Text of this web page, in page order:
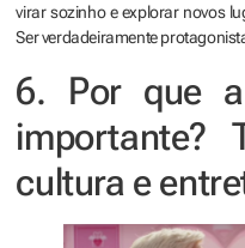
virar sozinho e explorar novos
Ser verdadeiramente
6. Por que
importante?
cultura e